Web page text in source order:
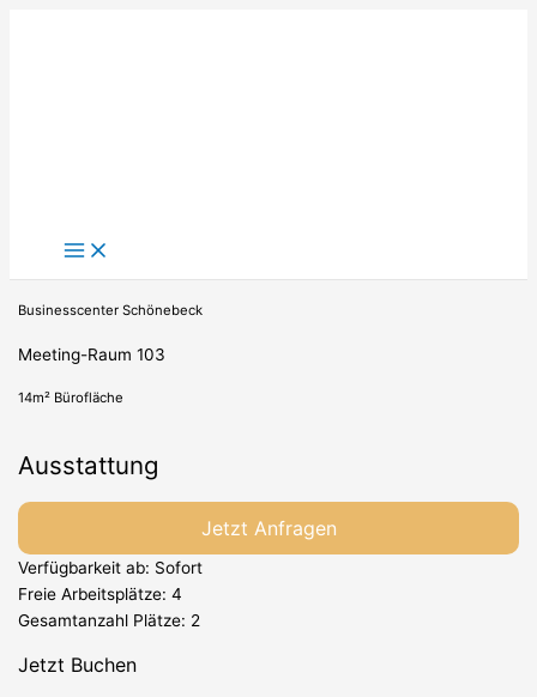
Businesscenter Schönebeck
Meeting-Raum 103
14m² Bürofläche
Ausstattung
Jetzt Anfragen
Verfügbarkeit ab: Sofort
Freie Arbeitsplätze: 4
Gesamtanzahl Plätze: 2
Jetzt Buchen